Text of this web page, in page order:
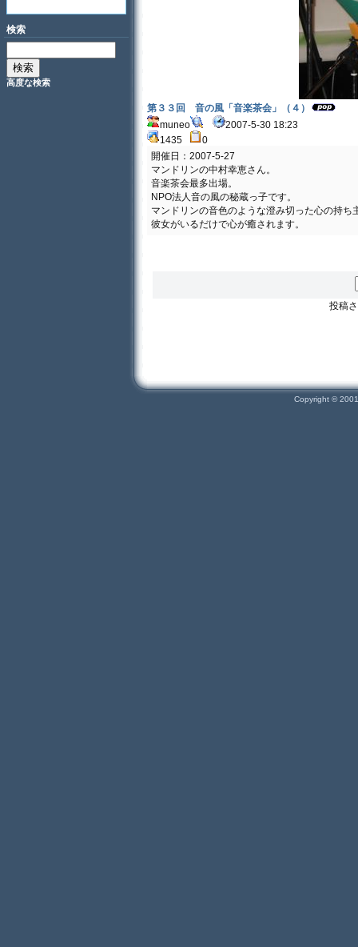
検索
高度な検索
第３３回 音の風「音楽茶会」（４）
muneo
2007-5-30 18:23
1435
0
開催日：2007-5-27
マンドリンの中村幸恵さん。
音楽茶会最多出場。
NPO法人音の風の秘蔵っ子です。
マンドリンの音色のような澄み切った心の持ち
彼女がいるだけで心が癒されます。
投稿
Copyright ©